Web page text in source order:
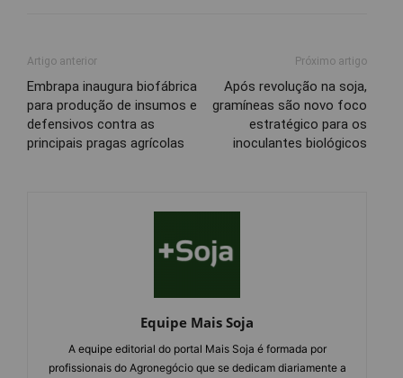
Artigo anterior
Embrapa inaugura biofábrica
para produção de insumos e
defensivos contra as
principais pragas agrícolas
Próximo artigo
Após revolução na soja,
gramíneas são novo foco
estratégico para os
inoculantes biológicos
Equipe Mais Soja
A equipe editorial do portal Mais Soja é formada por
profissionais do Agronegócio que se dedicam diariamente a